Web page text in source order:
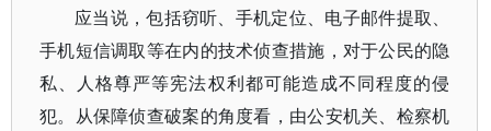
应当说，包括窃听、手机定位、电子邮件提取、
手机短信调取等在内的技术侦查措施，对于公民的隐
私、人格尊严等宪法权利都可能造成不同程度的侵
犯。从保障侦查破案的角度看，由公安机关、检察机